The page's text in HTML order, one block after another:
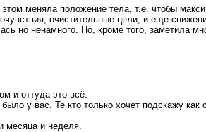
меняла положение тела, т.е. чтобы
очистительные цели, и еще
но ненамного. Но, кроме того, заметила
и оттуда это всё.
у вас. Те кто только хочет подскажу как
месяца и неделя.